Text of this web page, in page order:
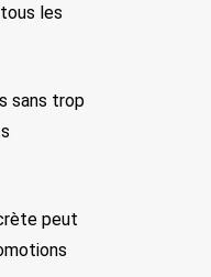
les
sans trop
peut